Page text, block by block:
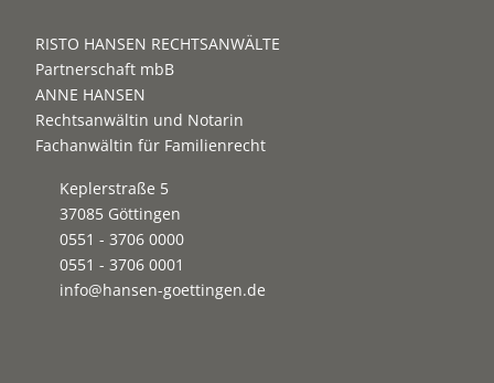
RISTO HANSEN RECHTSANWÄLTE
Partnerschaft mbB
ANNE HANSEN
Rechtsanwältin und Notarin
Fachanwältin für Familienrecht
Keplerstraße 5
37085 Göttingen
0551 - 3706 0000
0551 - 3706 0001
info@hansen-goettingen.de